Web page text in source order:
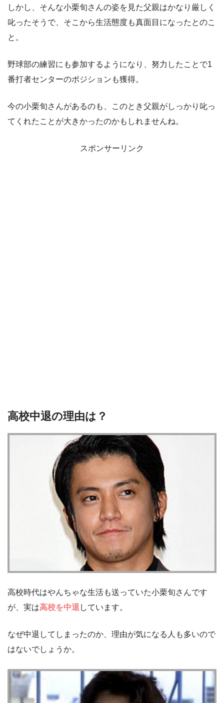
しかし、そんな小栗旬さんの姿を見た父親はかなり厳しく
叱ったそうで、そこから生活態度も真面目になったとのこ
と。
野球部の練習にも参加するようになり、努力したことで1
番打者センターのポジションも獲得。
今の小栗旬さんがあるのも、このとき父親がしっかり叱っ
てくれたことが大きかったのかもしれませんね。
スポンサーリンク
高校中退の理由は？
高校時代はやんちゃな生活も送っていた小栗旬さんです
が、実は高校を中退 しています。
なぜ中退してしまったのか、理由が気になる人も多いので
はないでしょうか。